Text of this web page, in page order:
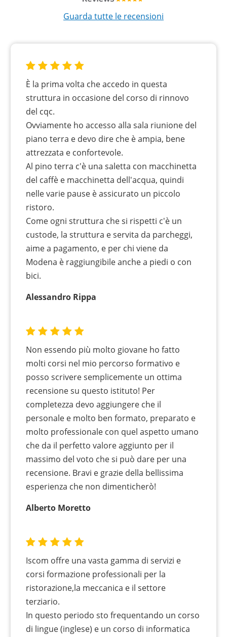
Guarda tutte le recensioni
È la prima volta che accedo in questa
struttura in occasione del corso di rinnovo
del cqc.
Ovviamente ho accesso alla sala riunione del
piano terra e devo dire che è ampia, bene
attrezzata e confortevole.
Al pino terra c'è una saletta con macchinetta
del caffè e macchinetta dell'acqua, quindi
nelle varie pause è assicurato un piccolo
ristoro.
Come ogni struttura che si rispetti c'è un
custode, la struttura e servita da parcheggi,
aime a pagamento, e per chi viene da
Modena è raggiungibile anche a piedi o con
bici.
Alessandro Rippa
Non essendo più molto giovane ho fatto
molti corsi nel mio percorso formativo e
posso scrivere semplicemente un ottima
recensione su questo istituto! Per
completezza devo aggiungere che il
personale e molto ben formato, preparato e
molto professionale con quel aspetto umano
che da il perfetto valore aggiunto per il
massimo del voto che si può dare per una
recensione. Bravi e grazie della bellissima
esperienza che non dimenticherò!
Alberto Moretto
Iscom offre una vasta gamma di servizi e
corsi formazione professionali per la
ristorazione,la meccanica e il settore
terziario.
In questo periodo sto frequentando un corso
di lingue (inglese) e un corso di informatica